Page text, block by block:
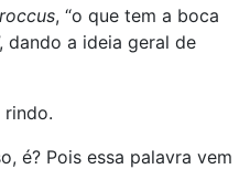
, “o que tem a boca
dando a ideia geral de
rindo.
é? Pois essa palavra vem